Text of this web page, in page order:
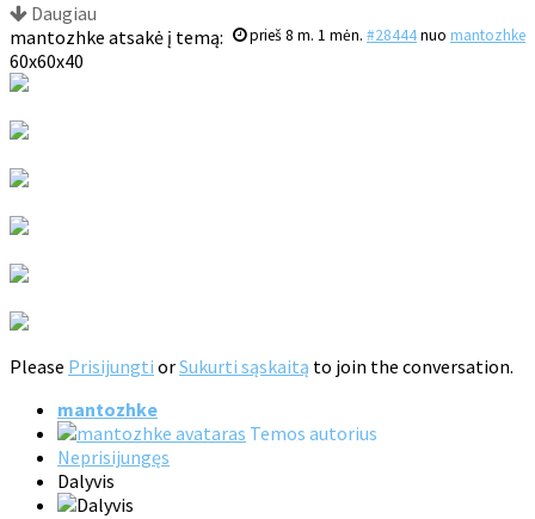
Daugiau
prieš 8 m. 1 mėn. #28444nuo mantozhke
mantozhke atsakė į temą:
60x60x40
Please Prisijungti orSukurti sąskaitą to join the conversation.
mantozhke
Temos autorius
Neprisijungęs
Dalyvis